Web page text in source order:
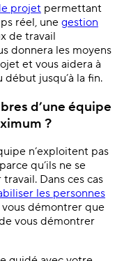
projet permettant
réel, une gestion
de travail
donnera les moyens
et vous aidera à
jusqu’à la fin.
d’une équipe
?
n’exploitent pas
qu’ils ne se
Dans ces cas
les personnes
démontrer que
vous démontrer